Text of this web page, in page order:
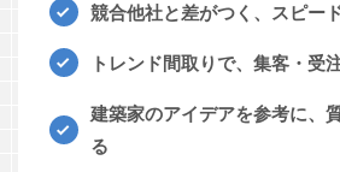
競合他社と差がつく、スピー
トレンド間取りで、集客・受
建築家のアイデアを参考に、
る